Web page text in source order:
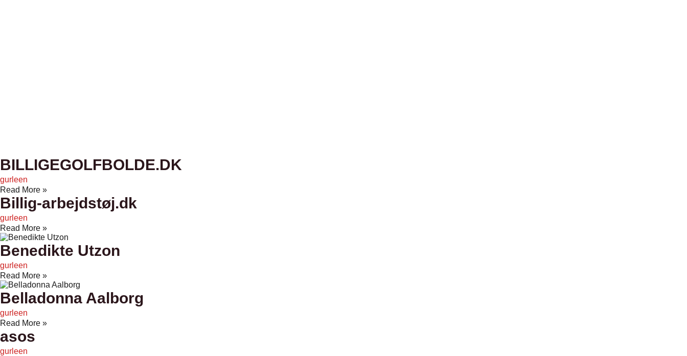
BILLIGEGOLFBOLDE.DK
gurleen
Read More »
Billig-arbejdstøj.dk
gurleen
Read More »
Benedikte Utzon
gurleen
Read More »
Belladonna Aalborg
gurleen
Read More »
asos
gurleen